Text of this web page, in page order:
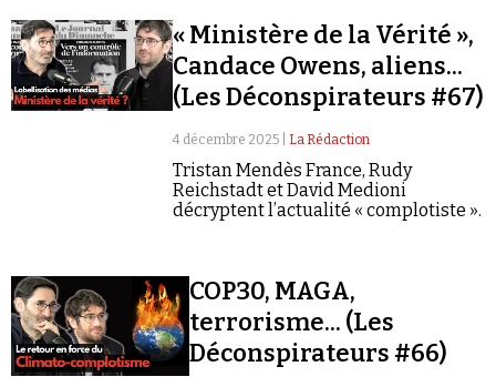
« Ministère de la Vérité »,
Candace Owens, aliens...
(Les Déconspirateurs #67)
4 décembre 2025 | La Rédaction
Tristan Mendès France, Rudy
Reichstadt et David Medioni
décryptent l’actualité « complotiste ».
COP30, MAGA,
terrorisme... (Les
Déconspirateurs #66)